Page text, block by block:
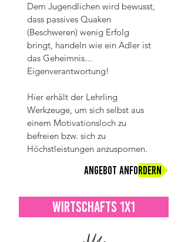
Dem Jugendlichen wird bewusst,
dass passives Quaken
(Beschweren) wenig Erfolg
bringt, handeln wie ein Adler ist
das Geheimnis...
Eigenverantwortung!
Hier erhält der Lehrling
Werkzeuge, um sich selbst aus
einem Motivationsloch zu
befreien bzw. sich zu
Höchstleistungen anzuspornen.
Angebot anfordern
WIRTSCHAFTS 1x1